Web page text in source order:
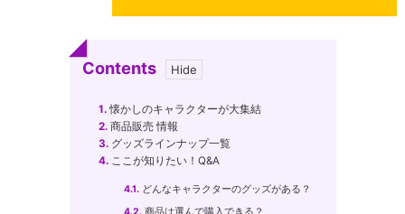
Contents
1.懐かしのキャラクターが大集結
2.商品販売 情報
3.グッズラインナップ一覧
4.ここが知りたい！Q&A
4.1.どんなキャラクターのグッズがある？